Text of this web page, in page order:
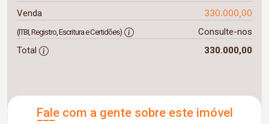
Venda 330.000,00
(ITBI, Registro, Escritura e Certidões)
Consulte-nos
Total
330.000,00
Fale com a gente sobre este imóvel